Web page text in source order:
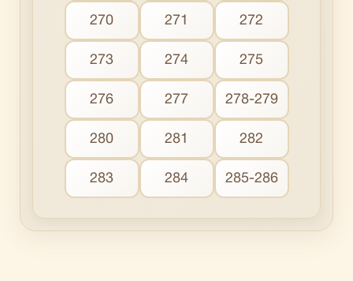
270 271 272
273 274 275
276 277 278-279
280 281 282
283 284 285-286